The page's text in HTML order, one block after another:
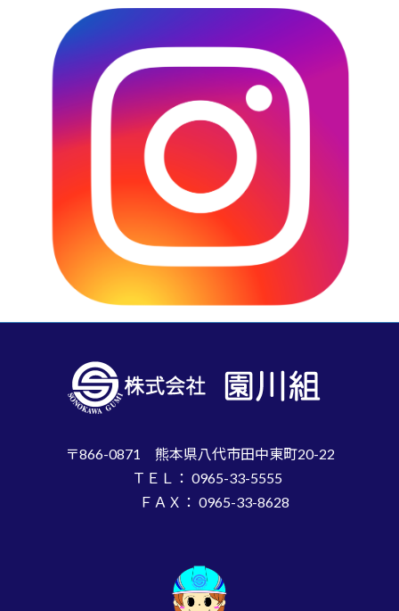
〒866-0871 熊本県八代市田中東町20-22
ＴＥＬ： 0965-33-5555
ＦＡＸ： 0965-33-8628